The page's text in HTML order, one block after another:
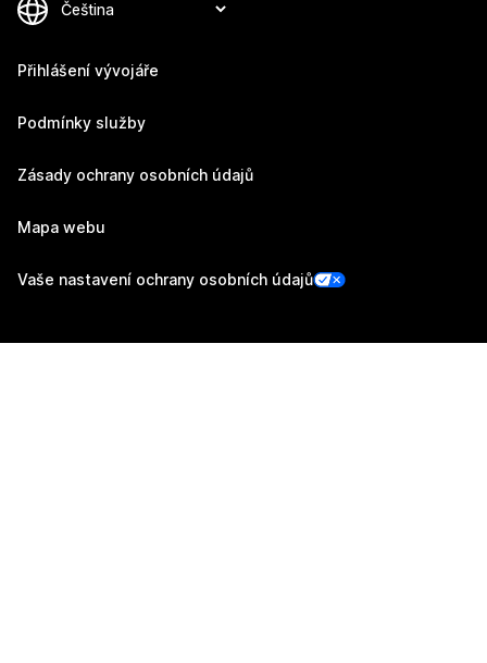
Přihlášení vývojáře
Podmínky služby
Zásady ochrany osobních údajů
Mapa webu
Vaše nastavení ochrany osobních údajů